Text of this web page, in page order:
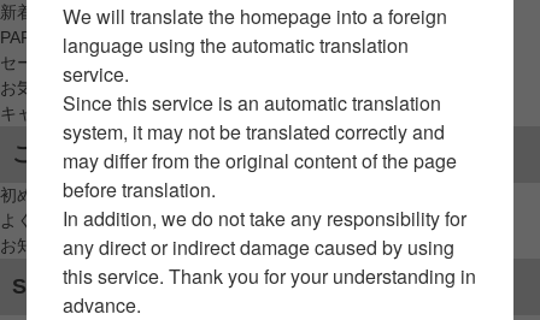
新着アイテムから探す
PARCO限定アイテムから探す
セールアイテムから探す
お気に入りから探す
キャンペーン/クーポン対象から探す
ご利用案内
初めてのお客様へ
よくあるご質問 / お問い合わせ
お知らせ
SNSアカウント
We will translate the homepage into a foreign
language using the automatic translation
service.
Since this service is an automatic translation
system, it may not be translated correctly and
may differ from the original content of the page
before translation.
In addition, we do not take any responsibility for
any direct or indirect damage caused by using
this service. Thank you for your understanding in
advance.